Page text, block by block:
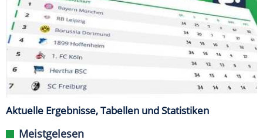
Aktuelle Ergebnisse, Tabellen und Statistiken
Meistgelesen